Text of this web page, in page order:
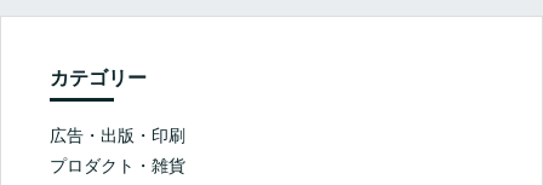
カテゴリー
広告・出版・印刷
プロダクト・雑貨